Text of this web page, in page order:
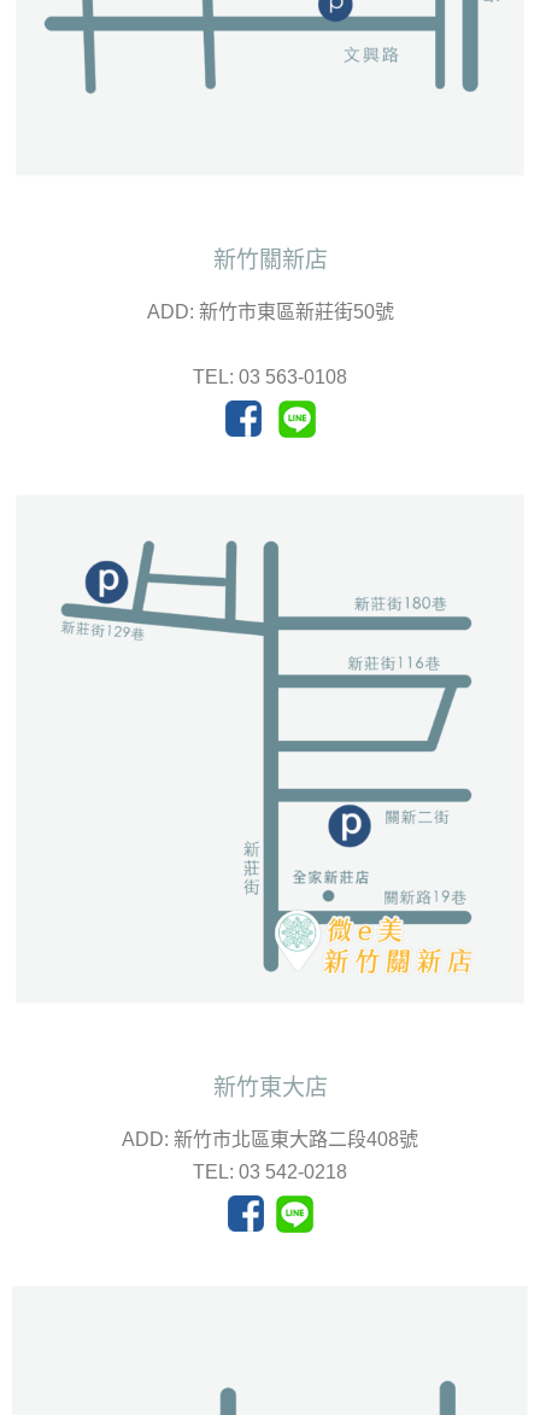
新竹關新店
ADD: 新竹市東區新莊街50號
TEL: 03 563-0108
新竹東大店
ADD: 新竹市北區東大路二段408號
TEL: 03 542-0218